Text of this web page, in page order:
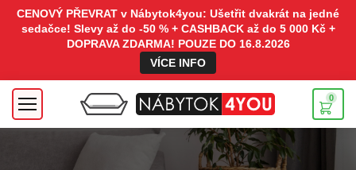
CENOVÝ PŘEVRAT v Nábytok4you: Ušetřit dvakrát na jedné
sedačce! Slevy až do -50 % + CASHBACK až do 5 000 Kč +
DOPRAVA ZDARMA! POUZE DO 16.8.2026
VÍCE INFO
0